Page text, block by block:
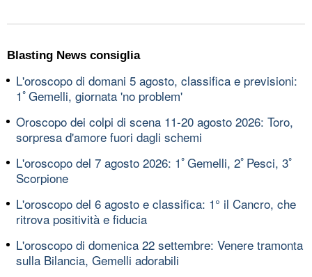
Blasting News consiglia
L'oroscopo di domani 5 agosto, classifica e previsioni:
1ﾟGemelli, giornata 'no problem'
Oroscopo dei colpi di scena 11-20 agosto 2026: Toro,
sorpresa d'amore fuori dagli schemi
L'oroscopo del 7 agosto 2026: 1ﾟGemelli, 2ﾟPesci, 3ﾟ
Scorpione
L'oroscopo del 6 agosto e classifica: 1° il Cancro, che
ritrova positività e fiducia
L'oroscopo di domenica 22 settembre: Venere tramonta
sulla Bilancia, Gemelli adorabili